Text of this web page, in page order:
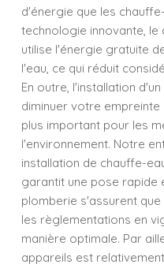
d'énergie que les
technologie innovante,
utilise l'énergie gratuite
l'eau, ce qui réduit
En outre, l'installation
diminuer votre
plus important pour les
l'environnement. Notre
installation de chauffe-
garantit une pose rapide
plomberie s'assurent
les règlementations en
manière optimale. Par
appareils est